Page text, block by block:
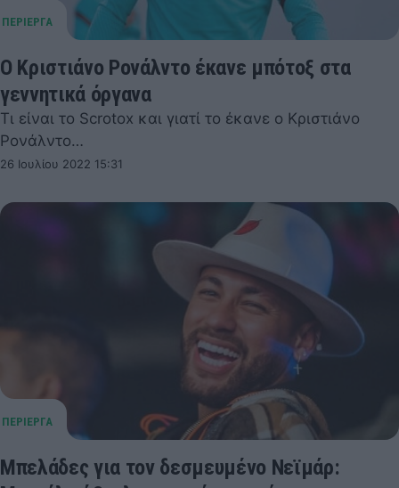
Ο Κριστιάνο Ρονάλντο έκανε μπότοξ στα
γεννητικά όργανα
Τι είναι το Scrotox και γιατί το έκανε ο Κριστιάνο
Ρονάλντο…
26 Ιουλίου 2022 15:31
Μπελάδες για τον δεσμευμένο Νεϊμάρ: